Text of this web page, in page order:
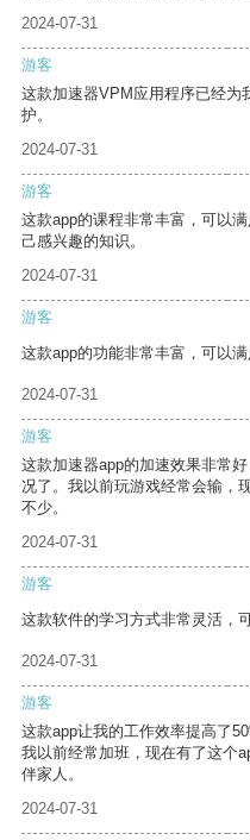
2024-07-31
游客
这款加速器VPM应用程序已经为
护。
2024-07-31
游客
这款app的课程非常丰富，可以
己感兴趣的知识。
2024-07-31
游客
这款app的功能非常丰富，可以满
2024-07-31
游客
这款加速器app的加速效果非常
况了。我以前玩游戏经常会输，
不少。
2024-07-31
游客
这款软件的学习方式非常灵活，
2024-07-31
游客
这款app让我的工作效率提高了
我以前经常加班，现在有了这个
伴家人。
2024-07-31